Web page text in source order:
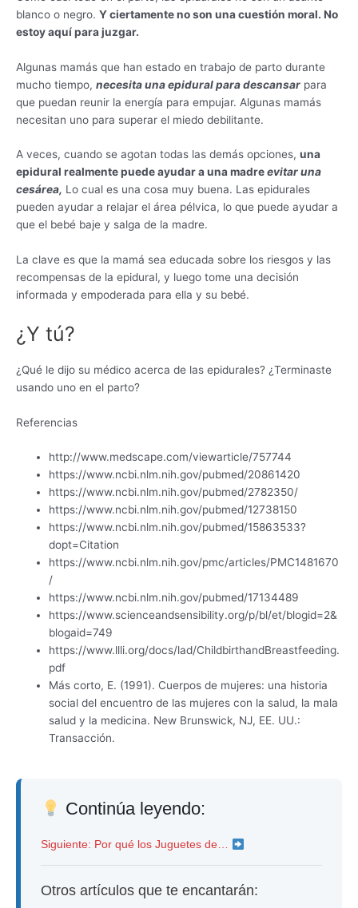
blanco o negro. Y ciertamente no son una cuestión moral. No
estoy aquí para juzgar.
Algunas mamás que han estado en trabajo de parto durante
mucho tiempo, necesita una epidural para descansar para
que puedan reunir la energía para empujar. Algunas mamás
necesitan uno para superar el miedo debilitante.
A veces, cuando se agotan todas las demás opciones, una
epidural realmente puede ayudar a una madreevitar una
cesárea, Lo cual es una cosa muy buena. Las epidurales
pueden ayudar a relajar el área pélvica, lo que puede ayudar a
que el bebé baje y salga de la madre.
La clave es que la mamá sea educada sobre los riesgos y las
recompensas de la epidural, y luego tome una decisión
informada y empoderada para ella y su bebé.
¿Y tú?
¿Qué le dijo su médico acerca de las epidurales? ¿Terminaste
usando uno en el parto?
Referencias
http://www.medscape.com/viewarticle/757744
https://www.ncbi.nlm.nih.gov/pubmed/20861420
https://www.ncbi.nlm.nih.gov/pubmed/2782350/
https://www.ncbi.nlm.nih.gov/pubmed/12738150
https://www.ncbi.nlm.nih.gov/pubmed/15863533?
dopt=Citation
https://www.ncbi.nlm.nih.gov/pmc/articles/PMC1481670
/
https://www.ncbi.nlm.nih.gov/pubmed/17134489
https://www.scienceandsensibility.org/p/bl/et/blogid=2&
blogaid=749
https://www.llli.org/docs/lad/ChildbirthandBreastfeeding.
pdf
Más corto, E. (1991). Cuerpos de mujeres: una historia
social del encuentro de las mujeres con la salud, la mala
salud y la medicina. New Brunswick, NJ, EE. UU.:
Transacción.
Continúa leyendo:
Siguiente: Por qué los Juguetes de…
Otros artículos que te encantarán: